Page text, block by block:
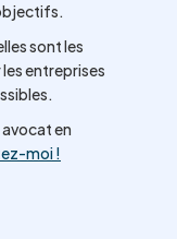
sont les
entreprises
avocat en
moi !